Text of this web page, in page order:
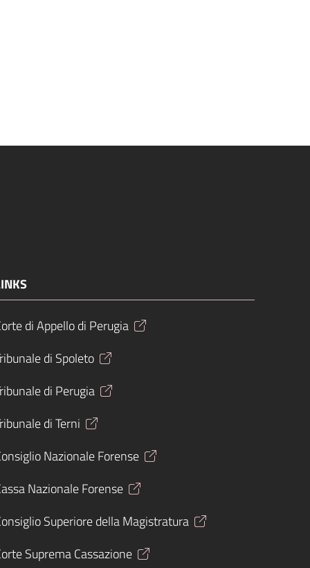
di Appello di Perugia
di Spoleto
di Perugia
di Terni
Nazionale Forense
Nazionale Forense
Superiore della Magistratura
Suprema Cassazione